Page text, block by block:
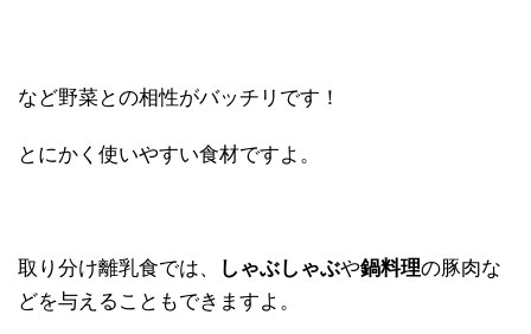
など野菜との相性がバッチリです！
とにかく使いやすい食材ですよ。
取り分け離乳食では、 しゃぶしゃぶや鍋料理の豚肉な
どを与えることもできますよ。